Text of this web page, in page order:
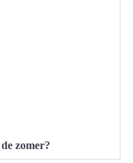
zomer?